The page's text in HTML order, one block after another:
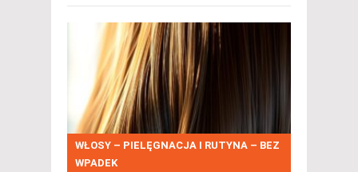
WŁOSY – PIELĘGNACJA I RUTYNA – BEZ
WPADEK